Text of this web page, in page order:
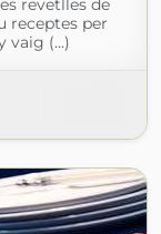
revetlles de
receptes per
vaig (...)